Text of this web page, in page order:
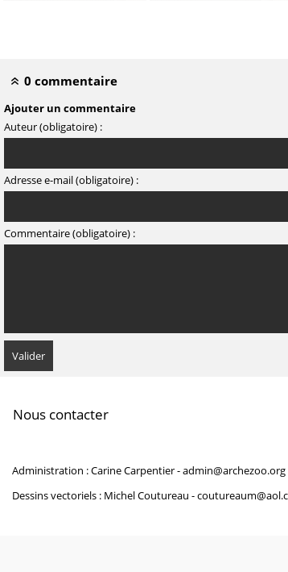
0 commentaire
Ajouter un commentaire
Auteur (obligatoire) :
Adresse e-mail (obligatoire) :
Commentaire (obligatoire) :
Nous contacter
Administration : Carine Carpentier -admin@archezoo.org
Dessins vectoriels : Michel Coutureau -